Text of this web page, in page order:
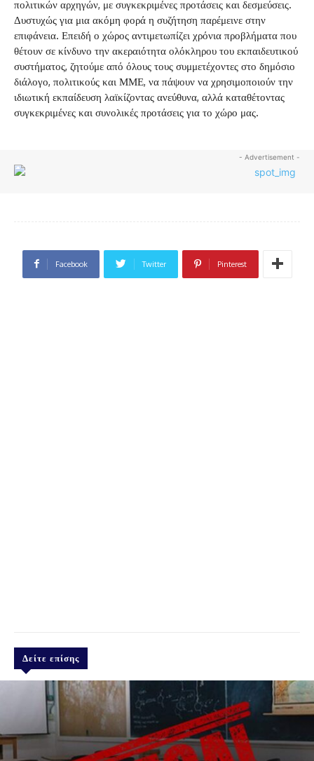
πολιτικών αρχηγών, με συγκεκριμένες προτάσεις και δεσμεύσεις.
Δυστυχώς για μια ακόμη φορά η συζήτηση παρέμεινε στην
επιφάνεια. Επειδή ο χώρος αντιμετωπίζει χρόνια προβλήματα που
θέτουν σε κίνδυνο την ακεραιότητα ολόκληρου του εκπαιδευτικού
συστήματος, ζητούμε από όλους τους συμμετέχοντες στο δημόσιο
διάλογο, πολιτικούς και ΜΜΕ, να πάψουν να χρησιμοποιούν την
ιδιωτική εκπαίδευση λαϊκίζοντας ανεύθυνα, αλλά καταθέτοντας
συγκεκριμένες και συνολικές προτάσεις για το χώρο μας.
- Advertisement -
Facebook Twitter Pinterest
Δείτε επίσης